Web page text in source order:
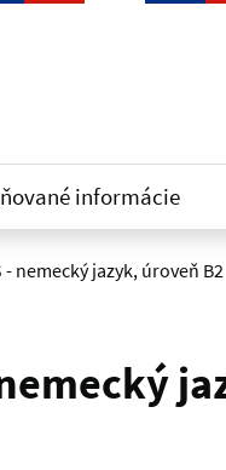
informácie
- nemecký jazyk, úroveň B2